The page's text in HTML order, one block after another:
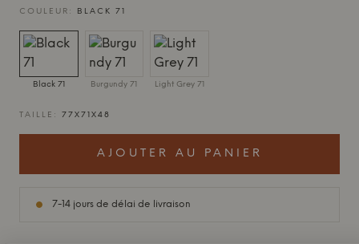
COULEUR: BLACK 71
Black 71 Burgundy 71 Light Grey 71
TAILLE: 77X71X48
AJOUTER AU PANIER
7-14 jours de délai de livraison